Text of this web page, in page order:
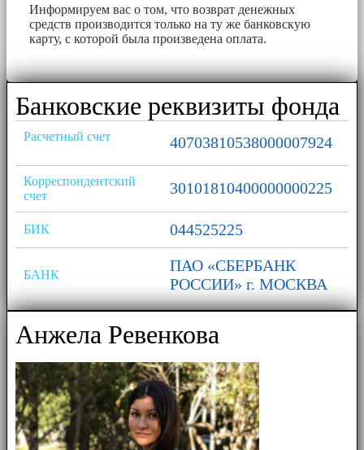
Информируем вас о том, что возврат денежных
средств производится только на ту же банковскую
карту, с которой была произведена оплата.
Банковские реквизиты фонда
Расчетный счет 40703810538000007924
Корреспондентский
счет
30101810400000000225
БИК 044525225
БАНК
ПАО «СБЕРБАНК
РОССИИ» г. МОСКВА
Анжела Ревенкова